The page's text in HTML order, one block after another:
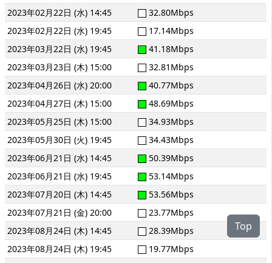
2023年02月22日 (水) 14:45
32.80Mbps
2023年02月22日 (水) 19:45
17.14Mbps
2023年03月22日 (水) 19:45
41.18Mbps
2023年03月23日 (木) 15:00
32.81Mbps
2023年04月26日 (水) 20:00
40.77Mbps
2023年04月27日 (木) 15:00
48.69Mbps
2023年05月25日 (木) 15:00
34.93Mbps
2023年05月30日 (火) 19:45
34.43Mbps
2023年06月21日 (水) 14:45
50.39Mbps
2023年06月21日 (水) 19:45
53.14Mbps
2023年07月20日 (木) 14:45
53.56Mbps
2023年07月21日 (金) 20:00
23.77Mbps
2023年08月24日 (木) 14:45
28.39Mbps
2023年08月24日 (木) 19:45
19.77Mbps
Top